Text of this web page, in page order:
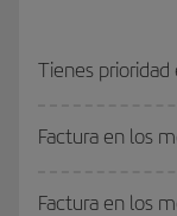
Tienes prioridad
Factura en los
Factura en los